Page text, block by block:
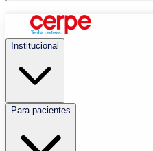
Institucional
Para pacientes